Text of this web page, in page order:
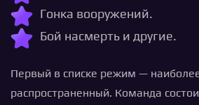
Гонка вооружений.
Бой насмерть и другие.
Первый в списке режим —
распространенный. Команда